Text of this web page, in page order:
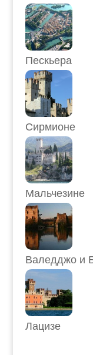
Пескьера
Сирмионе
Мальчезине
Валедджо и
Лацизе